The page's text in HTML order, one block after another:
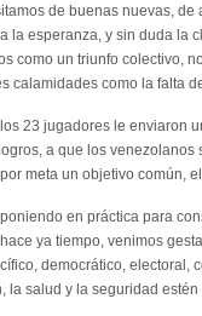
de buenas nuevas, de
esperanza, y sin duda la
como un triunfo colectivo,
calamidades como la falta
23 jugadores le enviaron
a que los venezolanos
meta un objetivo común,
en práctica para
ya tiempo, venimos
democrático, electoral,
salud y la seguridad estén